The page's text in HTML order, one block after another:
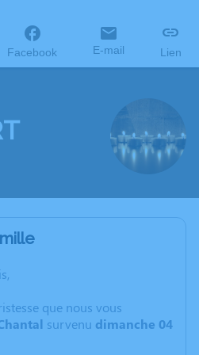
Facebook E-mail Lien
que nous vous
survenu dimanche 04